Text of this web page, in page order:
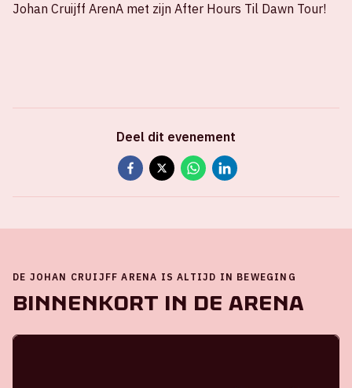
Johan Cruijff ArenA met zijn After Hours Til Dawn Tour!
Deel dit evenement
DE JOHAN CRUIJFF ARENA IS ALTIJD IN BEWEGING
Binnenkort in de ArenA